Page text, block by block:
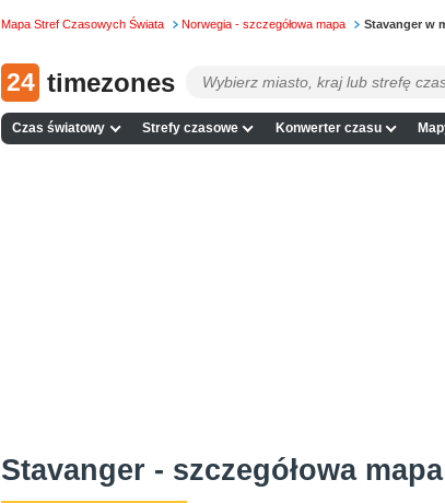
Mapa Stref Czasowych Świata Norwegia - szczegółowa mapa Stavanger w
24 timezones
Czas światowy Strefy czasowe Konwerter czasu
Stavanger - szczegółowa mapa